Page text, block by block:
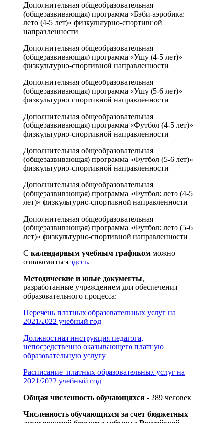
Дополнительная общеобразовательная
(общеразвивающая) программа «Бэби-аэробика:
лето (4-5 лет)» физкультурно-спортивной
направленности
Дополнительная общеобразовательная
(общеразвивающая) программа «Ушу (4-5 лет)»
физкультурно-спортивной направленности
Дополнительная общеобразовательная
(общеразвивающая) программа «Ушу (5-6 лет)»
физкультурно-спортивной направленности
Дополнительная общеобразовательная
(общеразвивающая) программа «Футбол (4-5 лет)»
физкультурно-спортивной направленности
Дополнительная общеобразовательная
(общеразвивающая) программа «Футбол (5-6 лет)»
физкультурно-спортивной направленности
Дополнительная общеобразовательная
(общеразвивающая) программа «Футбол: лето (4-5
лет)» физкультурно-спортивной направленности
Дополнительная общеобразовательная
(общеразвивающая) программа «Футбол: лето (5-6
лет)» физкультурно-спортивной направленности
С календарным учебным графиком можно
ознакомиться здесь.
Методические и иные документы,
разработанные учреждением для обеспечения
образовательного процесса:
Перечень платных образовательных услуг на
2021/2022 учебный год
Должностная инструкция педагога,
непосредственно оказывающего платную
образовательную услугу
Расписание платных образовательных услуг на
2021/2022 учебный год
Общая численность обучающихся - 289 человек
Численность обучающихся за счет бюджетных